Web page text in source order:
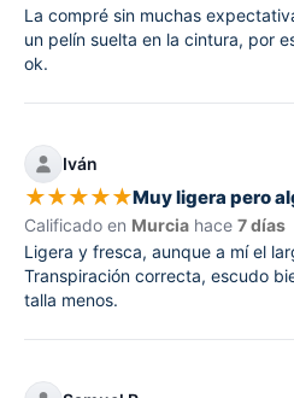
La compré sin muchas
un pelín suelta en la cintura, por
ok.
Iván
★★★★★Muy ligera pero
Calificado en Murcia hace 7 días
Ligera y fresca, aunque a mí el
Transpiración correcta, escudo
talla menos.